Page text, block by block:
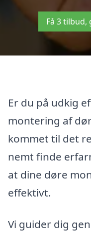
Få 3
Er du på udkig
montering af
kommet til det
nemt finde
at dine døre
effektivt.
Vi guider dig